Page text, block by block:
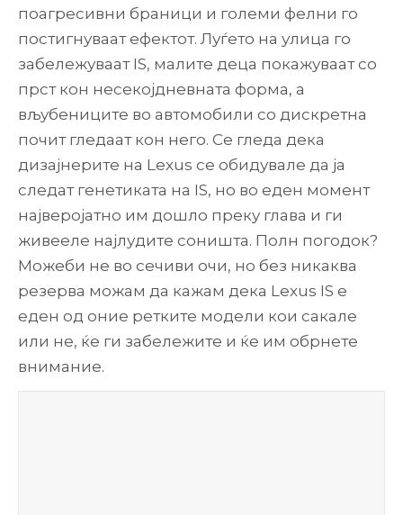
поагресивни браници и големи фелни го
постигнуваат ефектот. Луѓето на улица го
забележуваат IS, малите деца покажуваат со
прст кон несекојдневната форма, а
вљубениците во автомобили со дискретна
почит гледаат кон него. Се гледа дека
дизајнерите на Lexus се обидувале да ја
следат генетиката на IS, но во еден момент
најверојатно им дошло преку глава и ги
живееле најлудите соништа. Полн погодок?
Можеби не во сечиви очи, но без никаква
резерва можам да кажам дека Lexus IS е
еден од оние ретките модели кои сакале
или не, ќе ги забележите и ќе им обрнете
внимание.